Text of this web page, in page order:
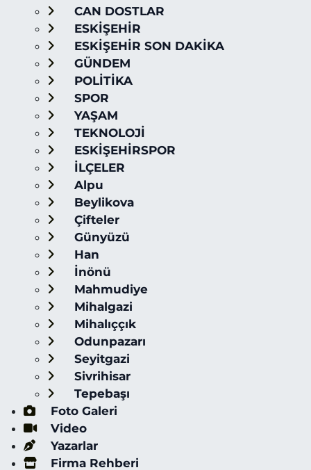
CAN DOSTLAR
ESKİŞEHİR
ESKİŞEHİR SON DAKİKA
GÜNDEM
POLİTİKA
SPOR
YAŞAM
TEKNOLOJİ
ESKİŞEHİRSPOR
İLÇELER
Alpu
Beylikova
Çifteler
Günyüzü
Han
İnönü
Mahmudiye
Mihalgazi
Mihalıççık
Odunpazarı
Seyitgazi
Sivrihisar
Tepebaşı
Foto Galeri
Video
Yazarlar
Firma Rehberi